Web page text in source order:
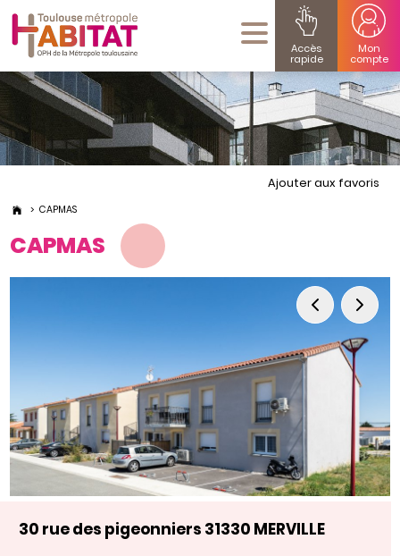
Accès
rapide
Mon
compte
CAPMAS
Ajouter aux favoris
CAPMAS
30 rue des pigeonniers 31330 MERVILLE